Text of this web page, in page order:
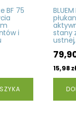
BF 75
i stany
15,98zł